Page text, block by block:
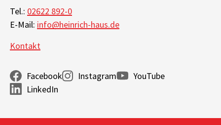
Tel.: 02622 892-0
E-Mail: info@heinrich-haus.de
Kontakt
Facebook Instagram
YouTube
LinkedIn